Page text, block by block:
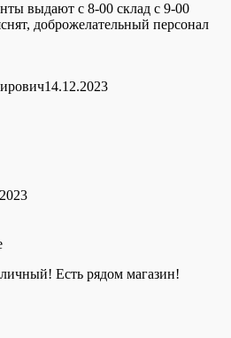
выдают с 8-00 склад с 9-00
доброжелательный персонал
14.12.2023
Есть рядом магазин!